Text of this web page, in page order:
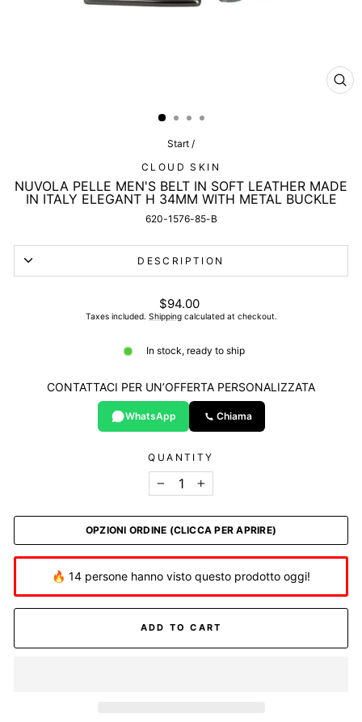
Start /
CLOUD SKIN
NUVOLA PELLE MEN'S BELT IN SOFT LEATHER MADE
IN ITALY ELEGANT H 34MM WITH METAL BUCKLE
620-1576-85-B
DESCRIPTION
List
price
$94.00
Taxes included. Shippingcalculated at checkout.
In stock, ready to ship
CONTATTACI PER UN’OFFERTA PERSONALIZZATA
WhatsApp Chiama
QUANTITY
+
OPZIONI ORDINE (CLICCA PER APRIRE)
🔥 14 persone hanno visto questo prodotto oggi!
ADD TO CART